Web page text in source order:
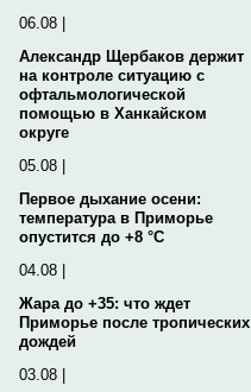
06.08 |
Александр Щербаков держит
на контроле ситуацию с
офтальмологической
помощью в Ханкайском
округе
05.08 |
Первое дыхание осени:
температура в Приморье
опустится до +8 °C
04.08 |
Жара до +35: что ждет
Приморье после тропических
дождей
03.08 |